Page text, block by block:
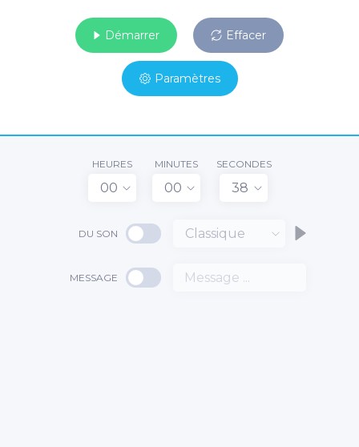
Démarrer Effacer
Paramètres
HEURES
00
MINUTES
00
SECONDES
38
DU SON Classique
MESSAGE